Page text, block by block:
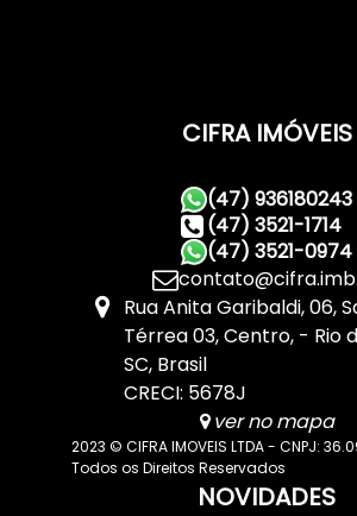
CIFRA IMÓVEIS
(47) 936180243
(47) 3521-1714
(47) 3521-0974
Rua Anita Garibaldi,06,
Térrea 03,Centro, Rio
SC, Brasil
CRECI: 5678J
ver no mapa
2023 © CIFRA IMOVEIS LTDA - CNPJ:
Todos os Direitos Reservados
NOVIDADES